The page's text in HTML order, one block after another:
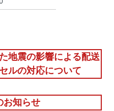
地震の影響による配送
ルの対応について
お知らせ